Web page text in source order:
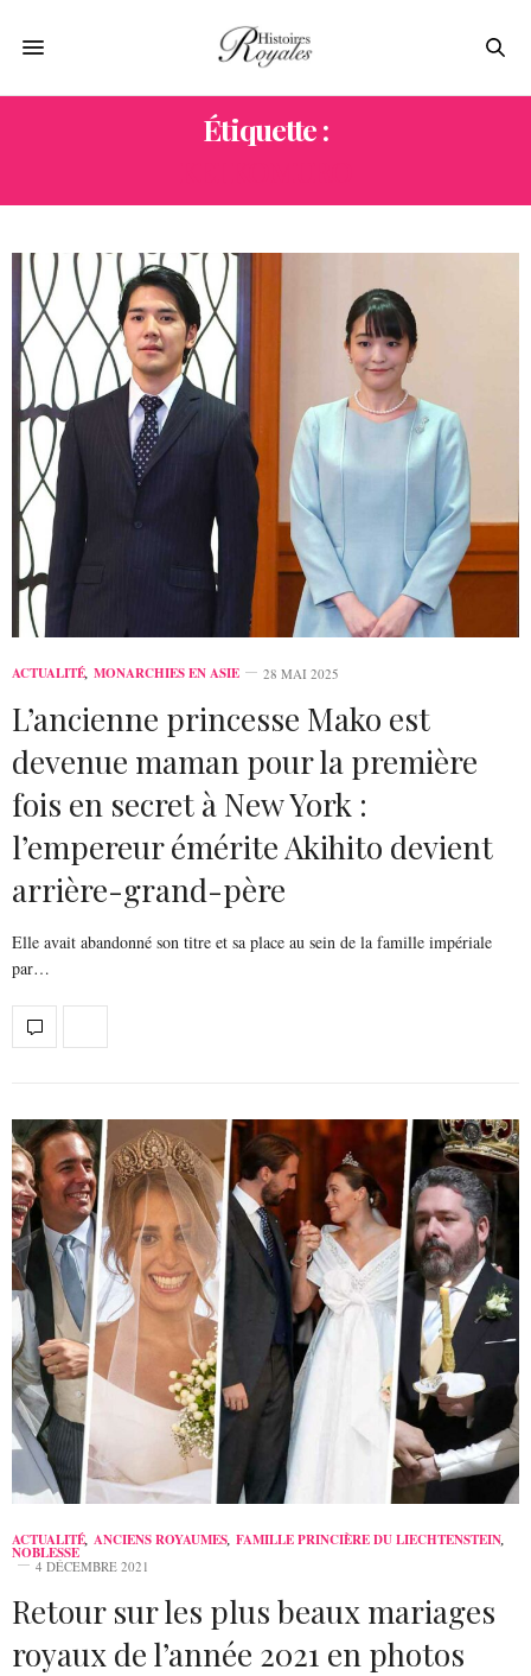
Étiquette :
ACTUALITÉ, MONARCHIES EN ASIE 28 MAI 2025
L’ancienne princesse Mako est
devenue maman pour la première
fois en secret à New York :
l’empereur émérite Akihito devient
arrière-grand-père
Elle avait abandonné son titre et sa place au sein de la famille impériale
par…
ACTUALITÉ, ANCIENS ROYAUMES, FAMILLE PRINCIÈRE DU LIECHTENSTEIN,
NOBLESSE
4 DÉCEMBRE 2021
Retour sur les plus beaux mariages
royaux de l’année 2021 en photos